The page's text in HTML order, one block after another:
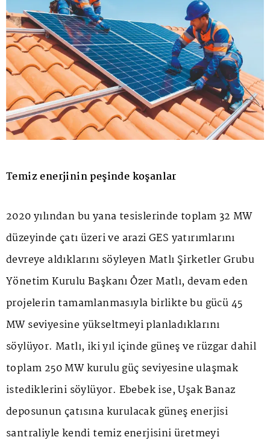
Temiz enerjinin peşinde koşanlar
2020 yılından bu yana tesislerinde toplam 32 MW
düzeyinde çatı üzeri ve arazi GES yatırımlarını
devreye aldıklarını söyleyen Matlı Şirketler Grubu
Yönetim Kurulu Başkanı Özer Matlı, devam eden
projelerin tamamlanmasıyla birlikte bu gücü 45
MW seviyesine yükseltmeyi planladıklarını
söylüyor. Matlı, iki yıl içinde güneş ve rüzgar dahil
toplam 250 MW kurulu güç seviyesine ulaşmak
istediklerini söylüyor. Ebebek ise, Uşak Banaz
deposunun çatısına kurulacak güneş enerjisi
santraliyle kendi temiz enerjisini üretmeyi